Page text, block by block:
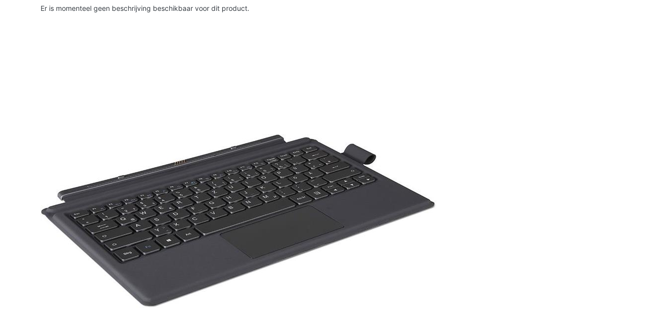
Er is momenteel geen beschrijving beschikbaar voor dit product.